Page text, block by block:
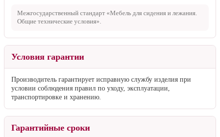
Межгосударственный стандарт «Мебель для сидения и лежания.
Общие технические условия».
Условия гарантии
Производитель гарантирует исправную службу изделия при
условии соблюдения правил по уходу, эксплуатации,
транспортировке и хранению.
Гарантийные сроки